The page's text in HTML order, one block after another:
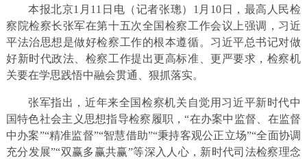
本报北京1月11日电（记者张璁）1月10日，最高人民检
察院检察长张军在第十五次全国检察工作会议上强调，习近
平法治思想是做好检察工作的根本遵循。习近平总书记对做
好新时代政法、检察工作提出更高标准、更严要求，检察机
关要在学思践悟中融会贯通、狠抓落实。
张军指出，近年来全国检察机关自觉用习近平新时代中
国特色社会主义思想指导检察履职，“在办案中监督、在监督
中办案”“精准监督”“智慧借助”“秉持客观公正立场”“全面协调
充分发展”“双赢多赢共赢”等深入人心，新时代司法检察理念